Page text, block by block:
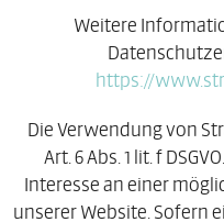
Weitere
https://
Die Verwendung von
Art. 6 Abs. 1 lit. f
Interesse an einer
unserer Website. Sofern